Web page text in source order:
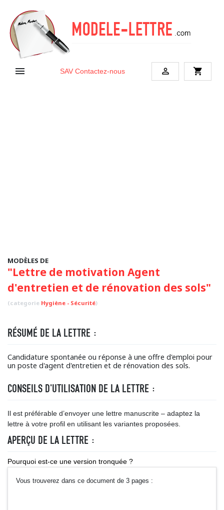
 SAV Contactez-nous  shopping_cart
MODÈLES DE
"Lettre de motivation Agent
d'entretien et de rénovation des sols"
(categorie Hygiène - Sécurité)
RÉSUMÉ DE LA LETTRE :
Candidature spontanée ou réponse à une offre d'emploi pour
un poste d'agent d'entretien et de rénovation des sols.
CONSEILS D'UTILISATION DE LA LETTRE :
Il est préférable d’envoyer une lettre manuscrite – adaptez la
lettre à votre profil en utilisant les variantes proposées.
APERÇU DE LA LETTRE :
Pourquoi est-ce une version tronquée ?
Vous trouverez dans ce document de 3 pages :